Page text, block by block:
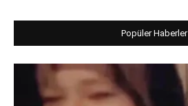
Popüler Haberler